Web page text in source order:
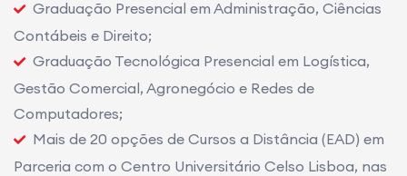
Graduação Presencial em Administração, Ciências
Contábeis e Direito;
Graduação Tecnológica Presencial em Logística,
Gestão Comercial, Agronegócio e Redes de
Computadores;
Mais de 20 opções de Cursos a Distância (EAD) em
Parceria com o Centro Universitário Celso Lisboa, nas